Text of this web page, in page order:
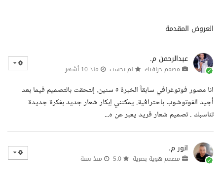
العروض المقدمة
عبدالرحمن م.
مصمم جرافيك لم يحسب منذ 10 أشهر
انا مصور فوتوغرافي سابقآ الخبرة ٥ سنين. إلتحقت بالتصميم فيما بعد
أجيد الفوتوشوب باحترافية. يمكنني إبكار شعار جديد بفكرة جديدة
تناسبك . تصميم شعار فريد يعبر عن ه...
انور م.
مصمم هوية بصرية منذ سنة